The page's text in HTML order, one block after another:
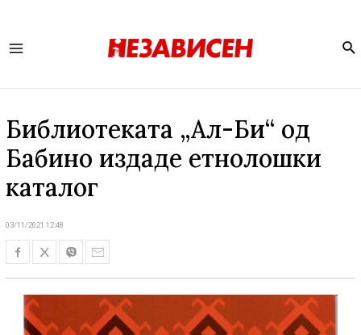
Библиотеката „Ал-Би“ од
Бабино издаде етнолошки
каталог
03/11/2021 12:48